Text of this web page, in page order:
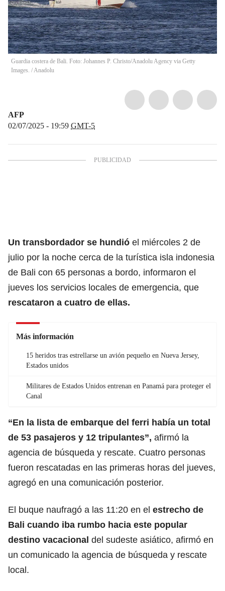
Guardia costera de Bali. Foto: Johannes P. Christo/Anadolu Agency via Getty
Images. /Anadolu
AFP
02/07/2025 - 19:59 GMT-5
Un transbordador se hundió el miércoles 2 de
julio por la noche cerca de la turística isla indonesia
de Bali con 65 personas a bordo, informaron el
jueves los servicios locales de emergencia, que
rescataron a cuatro de ellas.
Más información
15 heridos tras estrellarse un avión pequeño en Nueva Jersey,
Estados unidos
Militares de Estados Unidos entrenan en Panamá para proteger el
Canal
“En la lista de embarque del ferri había un total
de 53 pasajeros y 12 tripulantes”, afirmó la
agencia de búsqueda y rescate. Cuatro personas
fueron rescatadas en las primeras horas del jueves,
agregó en una comunicación posterior.
El buque naufragó a las 11:20 en el estrecho de
Bali cuando iba rumbo hacia este popular
destino vacacional del sudeste asiático, afirmó en
un comunicado la agencia de búsqueda y rescate
local.